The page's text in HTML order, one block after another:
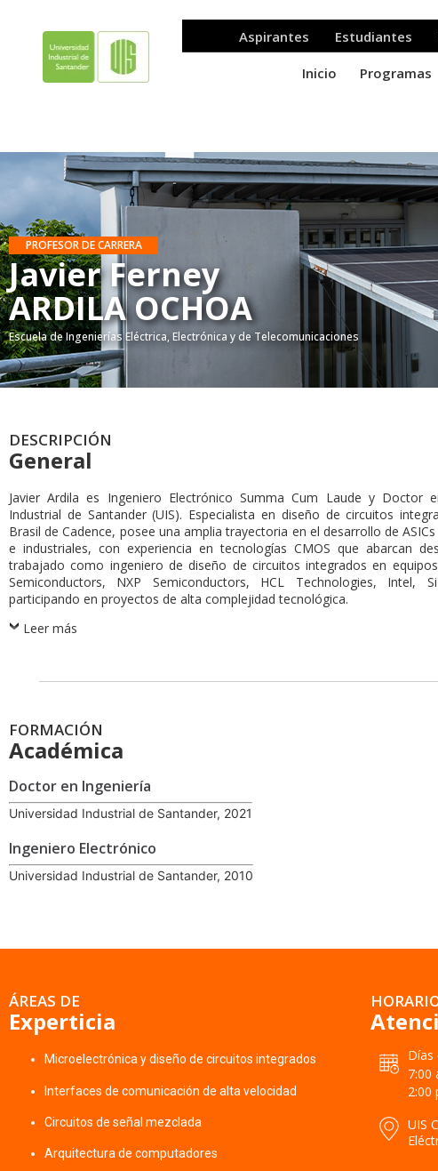
PROFESOR DE CARRERA
Javier Ferney
ARDILA OCHOA
Escuela de Ingenierías Eléctrica, Electrónica y de Telecomunicaciones
DESCRIPCIÓN
General
Javier Ardila es Ingeniero Electrónico Summa Cum Laude y Doctor
Industrial de Santander (UIS). Especialista en diseño de circuitos
Brasil de Cadence, posee una amplia trayectoria en el desarrollo de
e industriales, con experiencia en tecnologías CMOS que abarcan
trabajado como ingeniero de diseño de circuitos integrados en
Semiconductors, NXP Semiconductors, HCL Technologies, Intel,
participando en proyectos de alta complejidad tecnológica.
Leer más
FORMACIÓN
Académica
Doctor en Ingeniería
Universidad Industrial de Santander, 2021
Ingeniero Electrónico
Universidad Industrial de Santander, 2010
ÁREAS DE
Experticia
Microelectrónica y diseño de circuitos integrados
Interfaces de comunicación de alta velocidad
Circuitos de señal mezclada
Arquitectura de computadores
Días
7:00
2:00
UIS